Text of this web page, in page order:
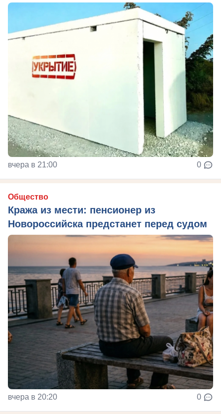
вчера в 21:00 0
Общество
Кража из мести: пенсионер из
Новороссийска предстанет перед судом
вчера в 20:20 0